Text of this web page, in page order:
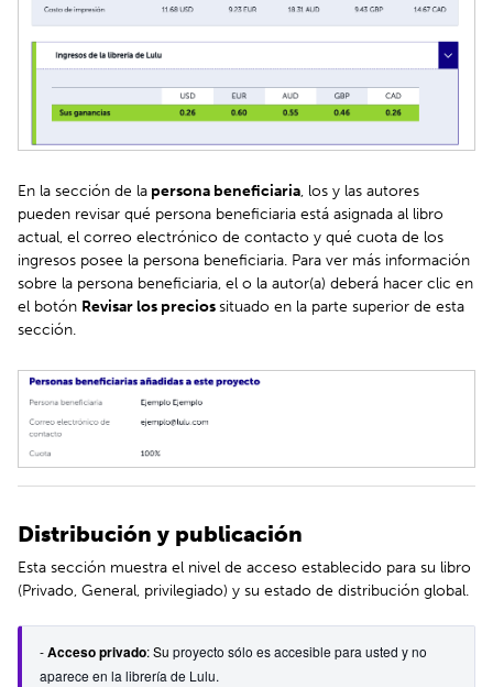
En la sección de la persona beneficiaria, los y las autores
pueden revisar qué persona beneficiaria está asignada al libro
actual, el correo electrónico de contacto y qué cuota de los
ingresos posee la persona beneficiaria. Para ver más información
sobre la persona beneficiaria, el o la autor(a) deberá hacer clic en
el botón Revisar los preciossituado en la parte superior de esta
sección.
Distribución y publicación
Esta sección muestra el nivel de acceso establecido para su libro
(Privado, General, privilegiado) y su estado de distribución global.
- Acceso privado: Su proyecto sólo es accesible para usted y no
aparece en la librería de Lulu.